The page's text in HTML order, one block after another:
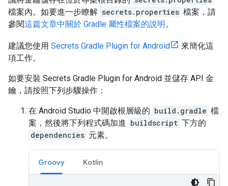
檔案內。如要進一步瞭解 secrets.properties 檔案，請
參閱這篇文章中關於 Gradle 屬性檔案的說明。
建議您使用 Secrets Gradle Plugin for Android
來簡化這
項工作。
如要安裝 Secrets Gradle Plugin for Android 並儲存 API 金
鑰，請按照下列步驟操作：
在 Android Studio 中開啟根層級的 build.gradle 檔
案，然後將下列程式碼加進 buildscript 下方的
dependencies 元素。
Groovy Kotlin